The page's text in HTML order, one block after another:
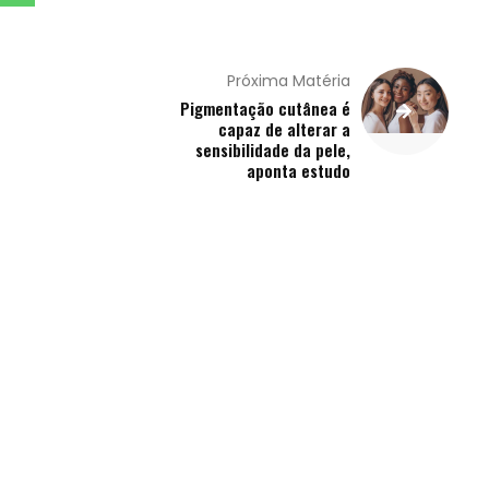
Próxima Matéria
Pigmentação cutânea é
capaz de alterar a
sensibilidade da pele,
aponta estudo